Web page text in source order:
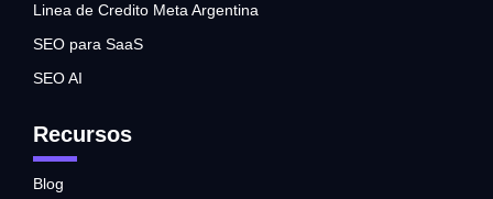
Linea de Credito Meta Argentina
SEO para SaaS
SEO AI
Recursos
Blog